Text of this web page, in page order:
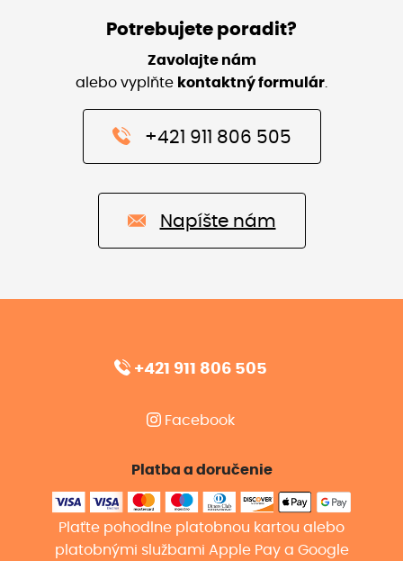
Potrebujete poradit?
Zavolajte nám
alebo vyplňte kontaktný formulár
+421 911 806 505
Napíšte nám
+421 911 806 505
Facebook
Platba a doručenie
Plaťte pohodlne platobnou kartou alebo
platobnými službami Apple Pay a Google